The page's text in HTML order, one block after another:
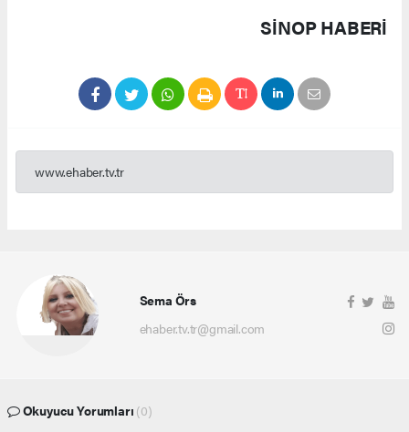
SINOP HABERİ
www.ehaber.tv.tr
Sema Örs
ehaber.tv.tr@gmail.com
Okuyucu Yorumları (0)